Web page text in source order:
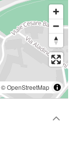
©OpenStreetMap